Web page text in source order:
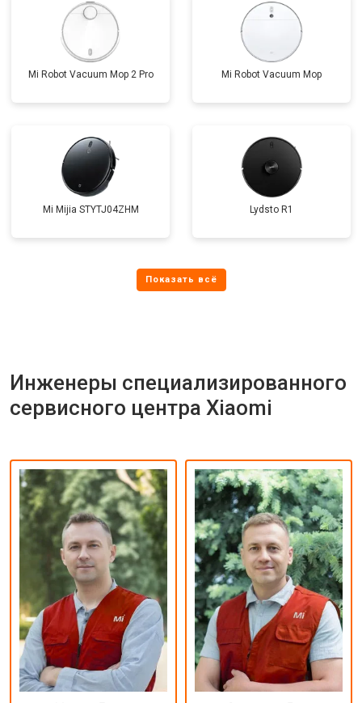
Mi Robot Vacuum Mop 2 Pro Mi Robot Vacuum Mop
Mi Mijia STYTJ04ZHM Lydsto R1
Инженеры специализированного
сервисного центра Xiaomi